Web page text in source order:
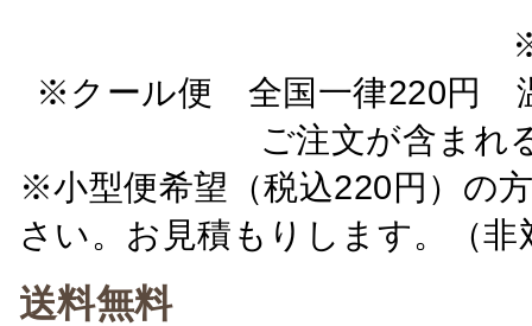
※クール便 全国一律220円
ご注文が含ま
※小型便希望（税込220円）の
さい。お見積もりします。（非
送料無料